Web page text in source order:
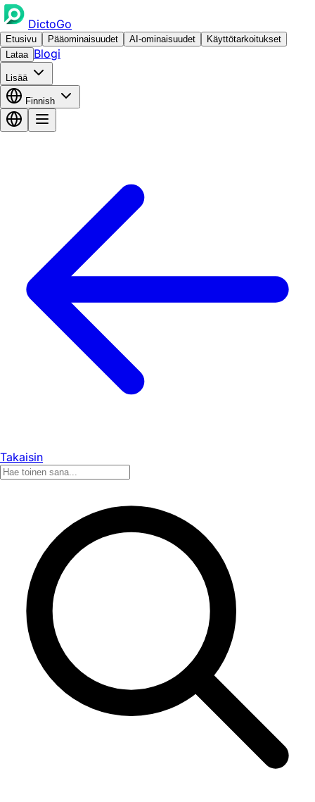
DictoGo
Etusivu Pääominaisuudet AI-ominaisuudet
Käyttötarkoitukset
Lataa Blogi
Lisää
Finnish
Takaisin